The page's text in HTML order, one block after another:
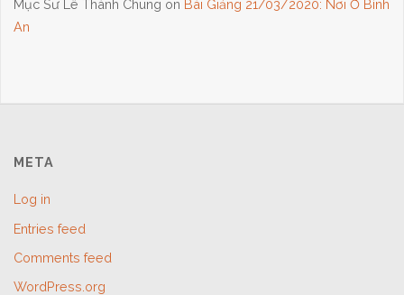
Mục Sư Lê Thành Chung on Bài Giảng 21/03/2020: Nơi Ở Bình
An
META
Log in
Entries feed
Comments feed
WordPress.org